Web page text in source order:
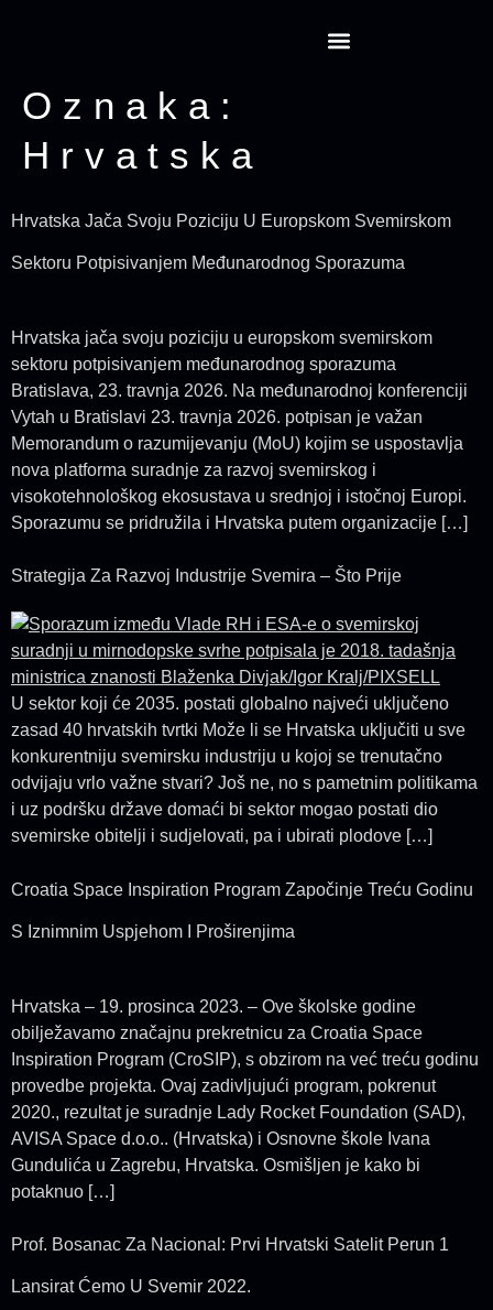
Oznaka:
Hrvatska
Hrvatska Jača Svoju Poziciju U Europskom Svemirskom
Sektoru Potpisivanjem Međunarodnog Sporazuma
Hrvatska jača svoju poziciju u europskom svemirskom
sektoru potpisivanjem međunarodnog sporazuma
Bratislava, 23. travnja 2026. Na međunarodnoj konferenciji
Vytah u Bratislavi 23. travnja 2026. potpisan je važan
Memorandum o razumijevanju (MoU) kojim se uspostavlja
nova platforma suradnje za razvoj svemirskog i
visokotehnološkog ekosustava u srednjoj i istočnoj Europi.
Sporazumu se pridružila i Hrvatska putem organizacije […]
Strategija Za Razvoj Industrije Svemira – Što Prije
U sektor koji će 2035. postati globalno najveći uključeno
zasad 40 hrvatskih tvrtki Može li se Hrvatska uključiti u sve
konkurentniju svemirsku industriju u kojoj se trenutačno
odvijaju vrlo važne stvari? Još ne, no s pametnim politikama
i uz podršku države domaći bi sektor mogao postati dio
svemirske obitelji i sudjelovati, pa i ubirati plodove […]
Croatia Space Inspiration Program Započinje Treću Godinu
S Iznimnim Uspjehom I Proširenjima
Hrvatska – 19. prosinca 2023. – Ove školske godine
obilježavamo značajnu prekretnicu za Croatia Space
Inspiration Program (CroSIP), s obzirom na već treću godinu
provedbe projekta. Ovaj zadivljujući program, pokrenut
2020., rezultat je suradnje Lady Rocket Foundation (SAD),
AVISA Space d.o.o.. (Hrvatska) i Osnovne škole Ivana
Gundulića u Zagrebu, Hrvatska. Osmišljen je kako bi
potaknuo […]
Prof. Bosanac Za Nacional: Prvi Hrvatski Satelit Perun 1
Lansirat Ćemo U Svemir 2022.